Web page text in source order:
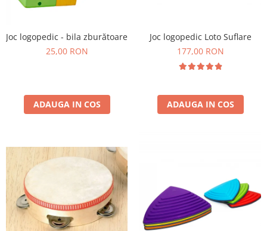
Biciclete si Triciclete
Biciclete Viking Challange
Biciclete Viking Explorer
Triciclete
Camere Senzoriale
Amenajări camere senzoriale
Echipamente camere senzoriale
Oferte pentru Camere Senzoriale
Creativitate si indemanare
Joc logopedic - bila zburătoare
25,00 RON
ADAUGA IN COS
Joc logopedic Loto Suflare
177,00 RON
ADAUGA IN COS